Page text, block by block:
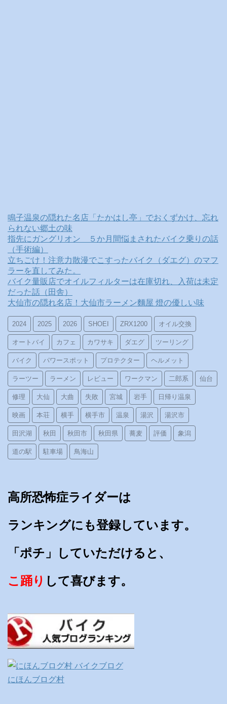
鳴子温泉の隠れた名店「たかはし亭」でおくずかけ、忘れ
られない郷土の味
指先にガングリオン ５か月間悩まされたバイク乗りの話
（手術編）
立ちごけ！注意力散漫でこすったバイク（ダエグ）のマフ
ラーを直してみた。
バイク量販店でオイルフィルターは在庫切れ、入荷は未定
だった話（田舎）
大仙市の隠れ名店！大仙市ラーメン麵屋 燈の優しい味
2024 2025 2026 SHOEI ZRX1200 オイル交換
オートバイ カフェ カワサキ ダエグ ツーリング
バイク パワースポット プロテクター ヘルメット
ラーツー ラーメン レビュー ワークマン 二郎系 仙台
修理 大仙 大曲 失敗 宮城 岩手 日帰り温泉
映画 本荘 横手 横手市 温泉 湯沢 湯沢市
田沢湖 秋田 秋田市 秋田県 蕎麦 評価 象潟
道の駅 駐車場 鳥海山
高所恐怖症ライダーは
ランキングにも登録しています。
「ポチ」していただけると、
こ踊り して喜びます。
にほんブログ村